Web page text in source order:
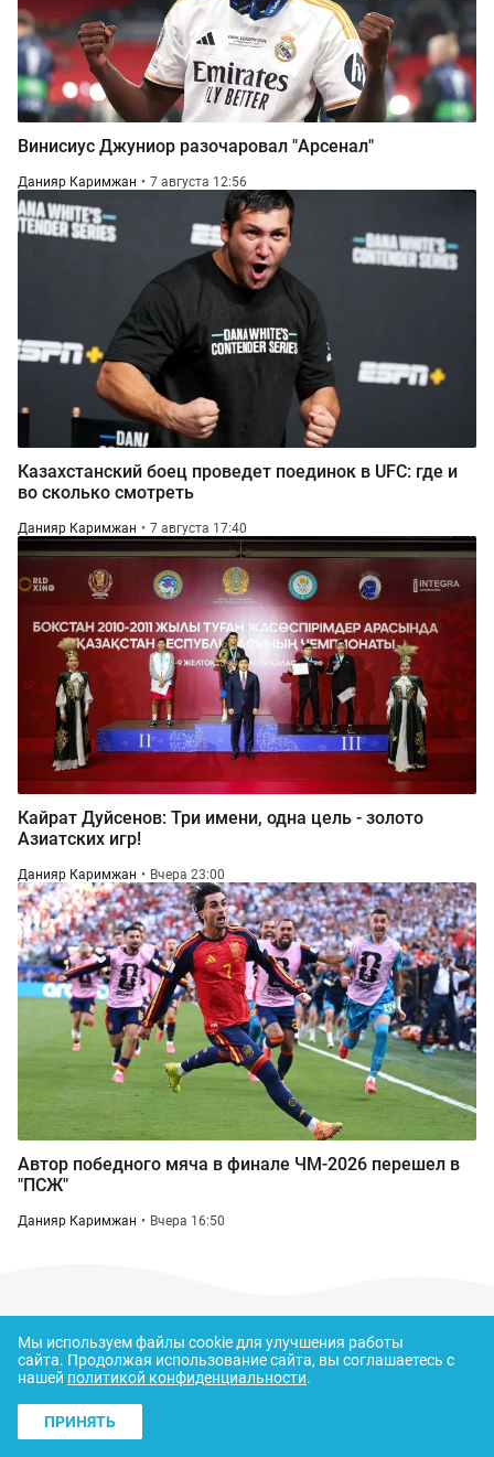
Винисиус Джуниор разочаровал "Арсенал"
Данияр Каримжан 7 августа 12:56
Казахстанский боец проведет поединок в UFC: где и
во сколько смотреть
Данияр Каримжан 7 августа 17:40
Кайрат Дуйсенов: Три имени, одна цель - золото
Азиатских игр!
Данияр Каримжан Вчера 23:00
Автор победного мяча в финале ЧМ-2026 перешел в
"ПСЖ"
Данияр Каримжан Вчера 16:50
Свидетельство о постановке на учет периодического
Мы используем файлы cookie для улучшения работы
сайта. Продолжая использование сайта, вы соглашаетесь с
нашей политикой конфиденциальности.
ПРИНЯТЬ